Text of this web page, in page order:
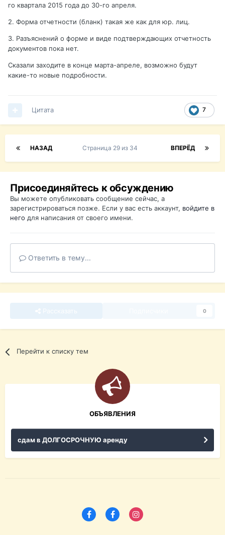
го квартала 2015 года до 30-го апреля.
2. Форма отчетности (бланк) такая же как для юр. лиц.
3. Разъяснений о форме и виде подтверждающих отчетность
документов пока нет.
Сказали заходите в конце марта-апреле, возможно будут
какие-то новые подробности.
7
Цитата
НАЗАД ВПЕРЁД
Страница 29 из 34
Присоединяйтесь к обсуждению
Вы можете опубликовать сообщение сейчас, а
зарегистрироваться позже. Если у вас есть аккаунт, войдите в
него для написания от своего имени.
Ответить в тему...
0
Перейти к списку тем
ОБЪЯВЛЕНИЯ
сдам в ДОЛГОСРОЧНУЮ аренду